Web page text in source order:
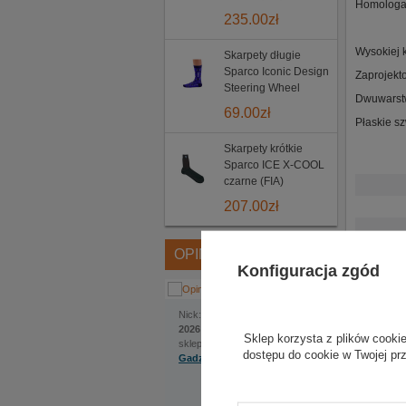
235.00zł
Skarpety długie
Sparco Iconic Design
Steering Wheel
69.00zł
Skarpety krótkie
Sparco ICE X-COOL
czarne (FIA)
207.00zł
OPINIE
Nick:
2026 | 22:22
sklep internetowy:
Gadzetyrajdowe.pl
Wysokiej
Płaskie
Konfiguracja zgód
Sklep korzysta z plików
dostępu do cookie w Twojej